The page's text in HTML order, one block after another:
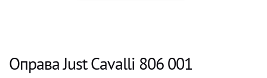
Оправа Just Cavalli 806 001